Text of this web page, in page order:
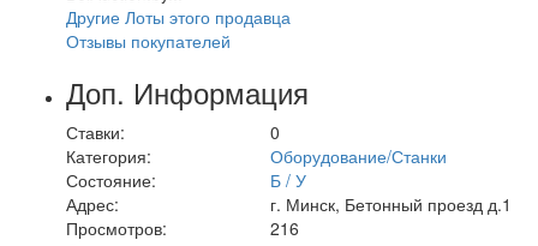
Другие Лоты этого продавца
Отзывы покупателей
Доп. Информация
Ставки:
0
Категория:
Оборудование/Станки
Состояние:
Б / У
Адрес:
г. Минск, Бетонный проезд д.1
Просмотров:
216